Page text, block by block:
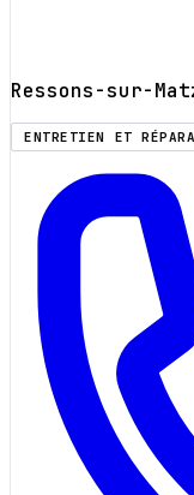
Ressons-sur-
ENTRETIEN ET